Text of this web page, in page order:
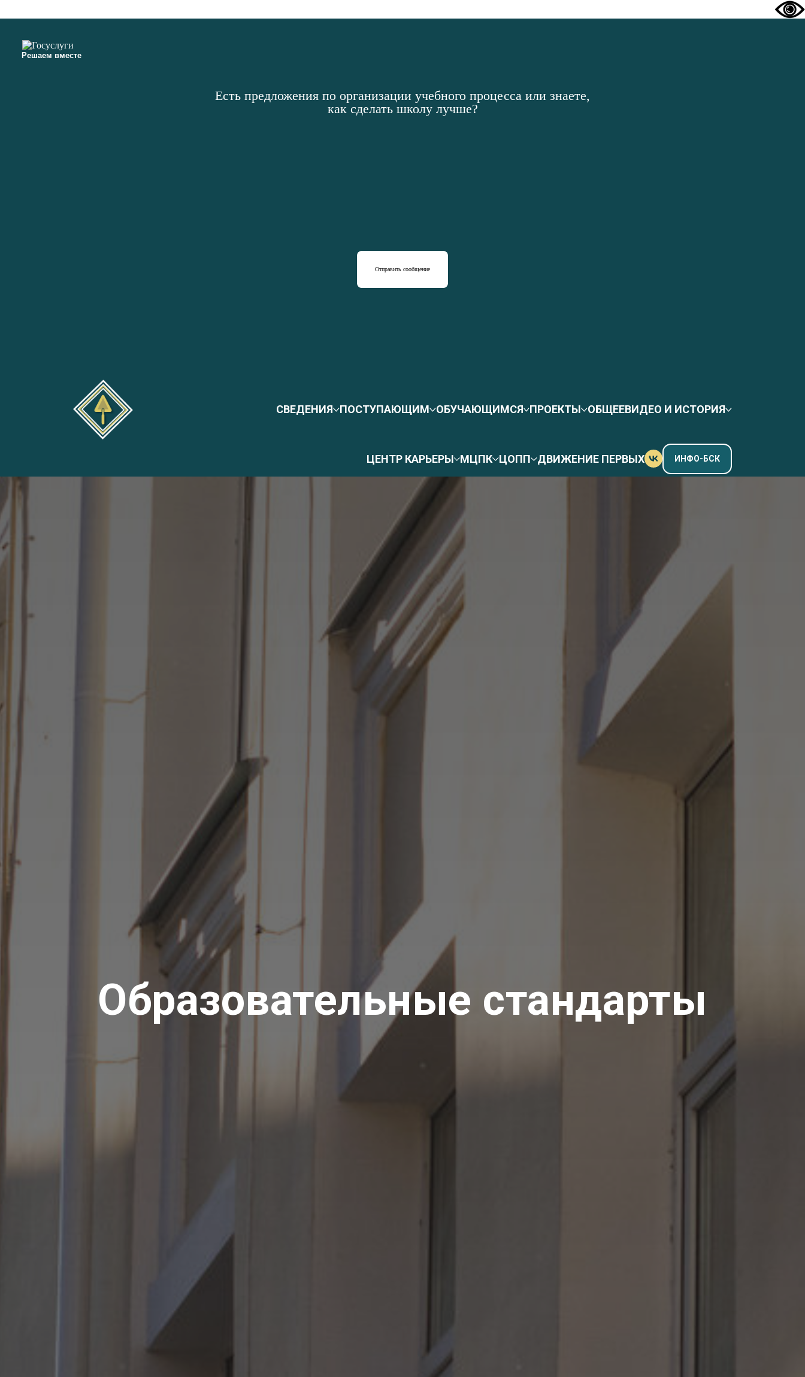
Решаем вместе
Есть предложения по организации учебного процесса или знаете,
как сделать школу лучше?
Отправить сообщение
СВЕДЕНИЯ ПОСТУПАЮЩИМ ОБУЧАЮЩИМСЯ ПРОЕКТЫ ОБЩЕЕВИДЕО И ИСТОРИЯ
ЦЕНТР КАРЬЕРЫ МЦПК ЦОПП ДВИЖЕНИЕ ПЕРВЫХ ИНФО-БСК
Образовательные стандарты